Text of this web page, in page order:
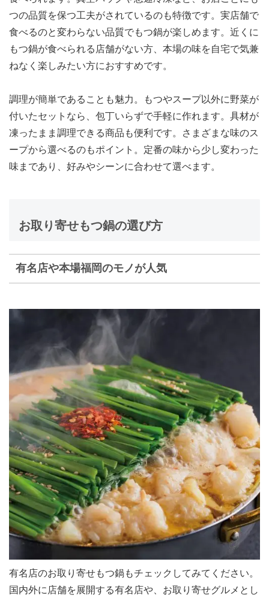
つの品質を保つ工夫がされているのも特徴です。実店舗で
食べるのと変わらない品質でもつ鍋が楽しめます。近くに
もつ鍋が食べられる店舗がない方、本場の味を自宅で気兼
ねなく楽しみたい方におすすめです。
調理が簡単であることも魅力。もつやスープ以外に野菜が
付いたセットなら、包丁いらずで手軽に作れます。具材が
凍ったまま調理できる商品も便利です。さまざまな味のス
ープから選べるのもポイント。定番の味から少し変わった
味まであり、好みやシーンに合わせて選べます。
お取り寄せもつ鍋の選び方
有名店や本場福岡のモノが人気
有名店のお取り寄せもつ鍋もチェックしてみてください。
国内外に店舗を展開する有名店や、お取り寄せグルメとし